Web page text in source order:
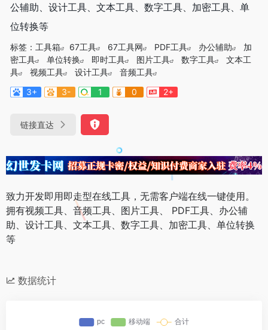
公辅助、设计工具、文本工具、数字工具、加密工具、单
位转换等
标签： 工具箱 67工具 67工具网 PDF工具 办公辅助
加
密工具
单位转换 即时工具 图片工具 数字工具
文本工
具
视频工具 设计工具
音频工具
3+
3- 1 0 2+
链接直达
致力开发即用即走型在线工具，无需客户端在线一键使用。
拥有视频工具、音频工具、图片工具、 PDF工具、办公辅
助、设计工具、文本工具、数字工具、加密工具、单位转换
等
数据统计